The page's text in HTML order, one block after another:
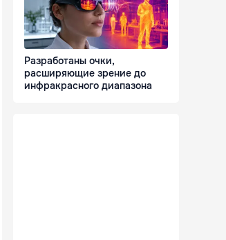
Разработаны очки,
расширяющие зрение до
инфракрасного диапазона